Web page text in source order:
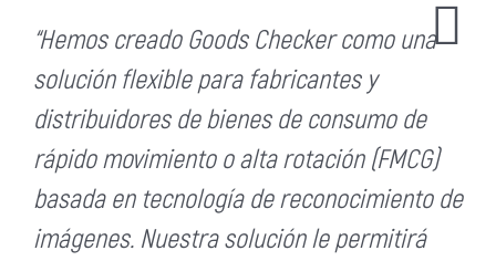
“Hemos creado Goods Checker como una
solución flexible para fabricantes y
distribuidores de bienes de consumo de
rápido movimiento o alta rotación (FMCG)
basada en tecnología de reconocimiento de
imágenes. Nuestra solución le permitirá